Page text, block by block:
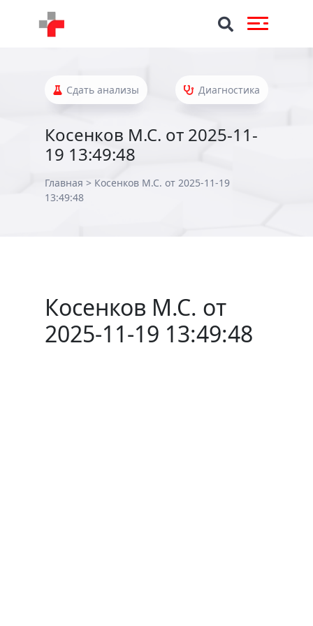
Сдать анализы Диагностика
Косенков М.С. от 2025-11-
19 13:49:48
Главная > Косенков М.С. от 2025-11-19
13:49:48
Косенков М.С. от
2025-11-19 13:49:48